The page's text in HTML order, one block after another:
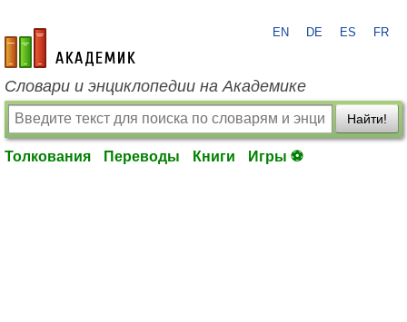
academic.ru
EN DE ES FR
Словари и энциклопедии на Академике
Найти!
Толкования Переводы Книги Игры ⚽